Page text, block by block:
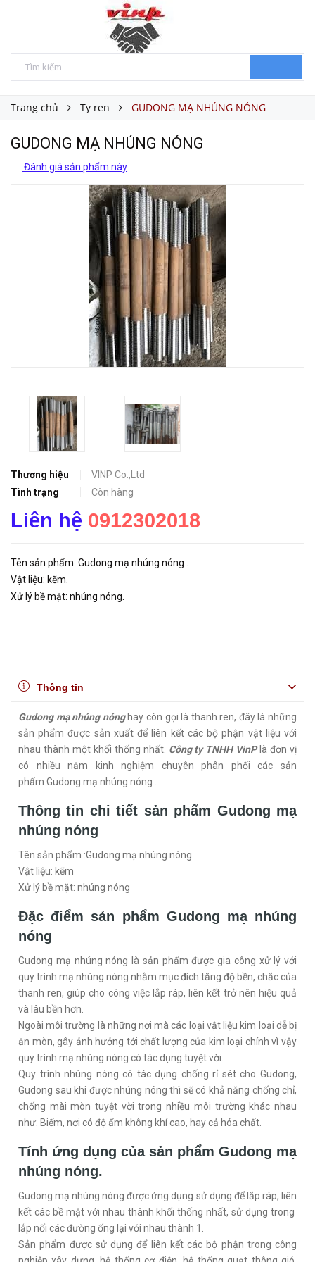
Trang chủ Ty ren GUDONG MẠ NHÚNG NÓNG
GUDONG MẠ NHÚNG NÓNG
Đánh giá sản phẩm này
Thương hiệu
VINP Co.,Ltd
Tình trạng
Còn hàng
Liên hệ 0912302018
Tên sản phẩm :Gudong mạ nhúng nóng .
Vật liệu: kẽm.
Xử lý bề mặt: nhúng nóng.
Thông tin
Gudong mạ nhúng nónghay còn gọi là thanh ren, đây là những
sản phẩm được sản xuất để liên kết các bộ phận vật liệu với
nhau thành một khối thống nhất. Công ty TNHH VinPlà đơn vị
có nhiều năm kinh nghiệm chuyên phân phối các sản
phẩm Gudong mạ nhúng nóng .
Thông tin chi tiết sản phẩm Gudong mạ
nhúng nóng
Tên sản phẩm :Gudong mạ nhúng nóng
Vật liệu: kẽm
Xử lý bề mặt: nhúng nóng
Đặc điểm sản phẩm Gudong mạ nhúng
nóng
Gudong mạ nhúng nóng là sản phẩm được gia công xử lý với
quy trình mạ nhúng nóng nhằm mục đích tăng độ bền, chắc của
thanh ren, giúp cho công việc lắp ráp, liên kết trở nên hiệu quả
và lâu bền hơn.
Ngoài môi trường là những nơi mà các loại vật liệu kim loại dễ bị
ăn mòn, gây ảnh hưởng tới chất lượng của kim loại chính vì vậy
quy trình mạ nhúng nóng có tác dụng tuyệt vời.
Quy trình nhúng nóng có tác dụng chống rỉ sét cho Gudong,
Gudong sau khi được nhúng nóng thì sẽ có khả năng chống chỉ,
chống mài mòn tuyệt vời trong nhiều môi trường khác nhau
như: Biểm, nơi có độ ẩm không khí cao, hay cả hóa chất.
Tính ứng dụng của sản phẩm Gudong mạ
nhúng nóng.
Gudong mạ nhúng nóng được ứng dụng sử dụng để lắp ráp, liên
kết các bề mặt với nhau thành khối thống nhất, sử dụng trong
lắp nối các đường ống lại với nhau thành 1.
Sản phẩm được sử dụng để liên kết các bộ phận trong công